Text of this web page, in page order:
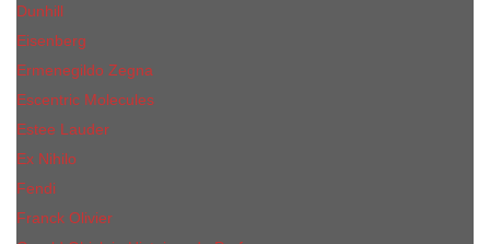
Dunhill
Eisenberg
Ermenegildo Zegna
Escentric Molecules
Еsteе Lаudеr
Ex Nihilo
Fendi
Franck Olivier